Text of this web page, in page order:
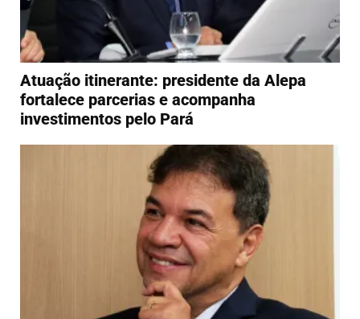
Atuação itinerante: presidente da Alepa
fortalece parcerias e acompanha
investimentos pelo Pará